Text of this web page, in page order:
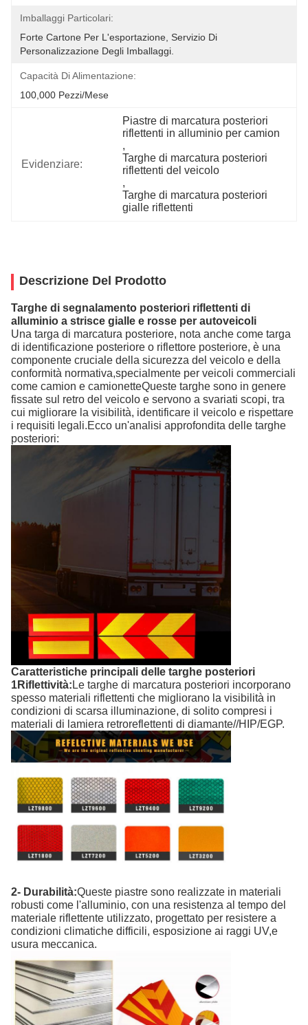
Imballaggi Particolari:
Forte Cartone Per L'esportazione, Servizio Di
Personalizzazione Degli Imballaggi.
Capacità Di Alimentazione:
100,000 Pezzi/mese
Evidenziare:
Piastre di marcatura posteriori
riflettenti in alluminio per camion
,
Targhe di marcatura posteriori
riflettenti del veicolo
,
Targhe di marcatura posteriori
gialle riflettenti
Descrizione Del Prodotto
Targhe di segnalamento posteriori riflettenti di
alluminio a strisce gialle e rosse per autoveicoli
Una targa di marcatura posteriore, nota anche come targa
di identificazione posteriore o riflettore posteriore, è una
componente cruciale della sicurezza del veicolo e della
conformità normativa,specialmente per veicoli commerciali
come camion e camionetteQueste targhe sono in genere
fissate sul retro del veicolo e servono a svariati scopi, tra
cui migliorare la visibilità, identificare il veicolo e rispettare
i requisiti legali.Ecco un'analisi approfondita delle targhe
posteriori:
Caratteristiche principali delle targhe posteriori
1Riflettività:Le targhe di marcatura posteriori incorporano
spesso materiali riflettenti che migliorano la visibilità in
condizioni di scarsa illuminazione, di solito compresi i
materiali di lamiera retroreflettenti di diamante//HIP/EGP.
2- Durabilità:Queste piastre sono realizzate in materiali
robusti come l'alluminio, con una resistenza al tempo del
materiale riflettente utilizzato, progettato per resistere a
condizioni climatiche difficili, esposizione ai raggi UV,e
usura meccanica.